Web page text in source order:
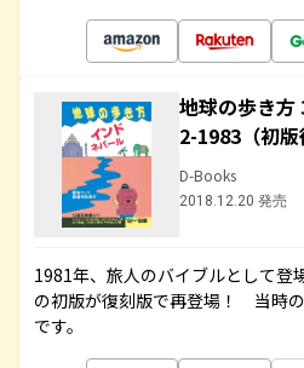
地球の歩き方
2-1983（初版
D-Books
2018.12.20 発売
1981年、旅人のバイブルとして登
の初版が復刻版で再登場！ 当時
です。